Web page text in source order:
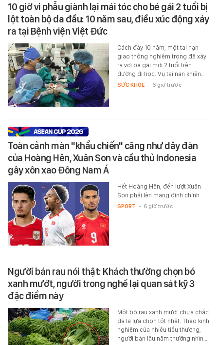
10 giờ vi phẫu giành lại mái tóc cho bé gái 2 tuổi bị
lột toàn bộ da đầu: 10 năm sau, điều xúc động xảy
ra tại Bệnh viện Việt Đức
Cách đây 10 năm, một tai nạn
giao thông nghiêm trọng đã xảy
ra với bé gái mới 2 tuổi trên
đường đi học. Vụ tai nạn khiến…
SỨC KHỎE - 6 giờ trước
Toàn cảnh màn "khẩu chiến" căng như dây đàn
của Hoàng Hên, Xuân Son và cầu thủ Indonesia
gây xôn xao Đông Nam Á
Hết Hoàng Hên, đến lượt Xuân
Son phải lên mạng đính chính.
SPORT - 6 giờ trước
Người bán rau nói thật: Khách thường chọn bó
xanh mướt, người trong nghề lại quan sát kỹ 3
đặc điểm này
Một bó rau xanh mướt chưa chắc
đã là lựa chọn tốt nhất. Theo kinh
nghiệm của nhiều tiểu thương,
người bán lâu năm thường nhìn…